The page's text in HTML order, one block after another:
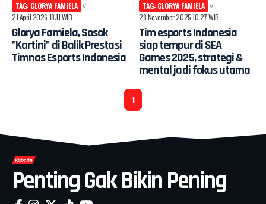
TAG: GLORYA FAMIELA
21 April 2026 18:11 WIB
Glorya Famiela, Sosok
"Kartini" di Balik Prestasi
Timnas Esports Indonesia
TAG: GLORYA FAMIELA
28 November 2025 10:27 WIB
Tim esports Indonesia
siap tempur di SEA
Games 2025, strategi &
mental jadi fokus utama
1
Penting Gak Bikin Pening